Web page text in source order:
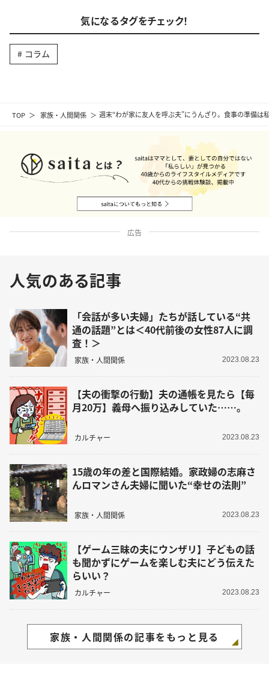
TOP 家族・人間関係 週末“わが家に友人を呼ぶ夫”にうんざり。食事の準備
気になるタグをチェック！
コラム
広告
人気のある記事
「会話が多い夫婦」たちが話している“共
通の話題”とは＜40代前後の女性87人に調
査！＞
家族・人間関係 2023.08.23
【夫の衝撃の行動】夫の通帳を見たら【毎
月20万】義母へ振り込みしていた……。
カルチャー 2023.08.23
15歳の年の差と国際結婚。家政婦の志麻さ
んロマンさん夫婦に聞いた“幸せの法則”
家族・人間関係 2023.08.23
【ゲーム三昧の夫にウンザリ】子どもの話
も聞かずにゲームを楽しむ夫にどう伝えた
らいい？
カルチャー 2023.08.23
家族・人間関係の記事をもっと見る